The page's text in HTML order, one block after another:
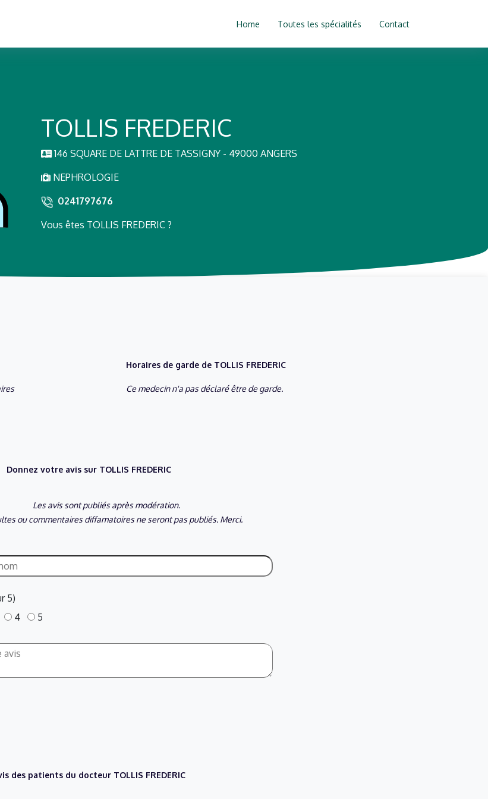
Home Toutes les spécialités Contact
TOLLIS FREDERIC
146 SQUARE DE LATTRE DE TASSIGNY - 49000 ANGERS
NEPHROLOGIE
0241797676
Vous êtes TOLLIS FREDERIC ?
Horaires de garde de TOLLIS FREDERIC
Ce medecin n'a pas déclaré être de garde.
Donnez votre avis sur TOLLIS FREDERIC
Les avis sont publiés après modération.
ou commentaires diffamatoires ne seront pas publiés. Merci.
5)
4 5
des patients du docteur TOLLIS FREDERIC